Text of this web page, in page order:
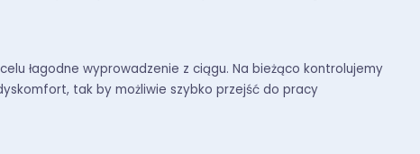
łagodne wyprowadzenie z ciągu. Na bieżąco kontrolujemy
tak by możliwie szybko przejść do pracy